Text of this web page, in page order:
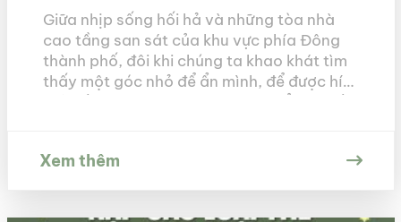
Giữa nhịp sống hối hả và những tòa nhà
cao tầng san sát của khu vực phía Đông
thành phố, đôi khi chúng ta khao khát tìm
thấy một góc nhỏ để ẩn mình, để được hít
thở bầu không khí mộc mạc và để tâm hồn
Xem thêm